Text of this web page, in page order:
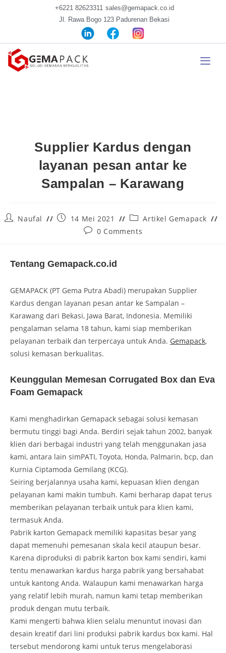
+6221 82623311 sales@gemapack.co.id
Jl. Rawa Bogo 123 Padurenan Bekasi
Supplier Kardus dengan
layanan pesan antar ke
Sampalan – Karawang
Naufal 14 Mei 2021
Artikel Gemapack
0 Comments
Tentang Gemapack.co.id
GEMAPACK (PT Gema Putra Abadi) merupakan Supplier
Kardus dengan layanan pesan antar ke Sampalan –
Karawang dari Bekasi, Jawa Barat, Indonesia. Memiliki
pengalaman selama 18 tahun, kami siap memberikan
pelayanan terbaik dan terpercaya untuk Anda. Gemapack,
solusi kemasan berkualitas.
Keunggulan Memesan Corrugated Box dan Eva
Foam Gemapack
Kami menghadirkan Gemapack sebagai solusi kemasan
bermutu tinggi bagi Anda. Berdiri sejak tahun 2002, banyak
klien dari berbagai industri yang telah menggunakan jasa
kami, antara lain simPATI, Toyota, Honda, Palmarin, bcp, dan
Kurnia Ciptamoda Gemilang (KCG).
Seiring berjalannya usaha kami, kepuasan klien dengan
pelayanan kami makin tumbuh. Kami berharap dapat terus
memberikan pelayanan terbaik untuk para klien kami,
termasuk Anda.
Pabrik karton Gemapack memiliki kapasitas besar yang
dapat memenuhi pemesanan skala kecil ataupun besar.
Karena diproduksi di pabrik karton box kami sendiri, kami
tentu menawarkan kardus harga pabrik yang bersahabat
untuk kantong Anda. Walaupun kami menawarkan harga
yang relatif lebih murah, namun kami tetap memberikan
produk dengan mutu terbaik.
Kami mengerti bahwa klien selalu menuntut inovasi dan
desain kreatif dari lini produksi pabrik kardus box kami. Hal
tersebut mendorong kami untuk terus mengelaborasi